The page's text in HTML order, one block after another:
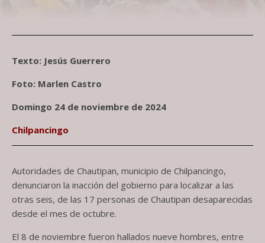
Texto: Jesús Guerrero
Foto: Marlen Castro
Domingo 24 de noviembre de 2024
Chilpancingo
Autoridades de Chautipan, municipio de Chilpancingo,
denunciaron la inacción del gobierno para localizar a las
otras seis, de las 17 personas de Chautipan desaparecidas
desde el mes de octubre.
El 8 de noviembre fueron hallados nueve hombres, entre